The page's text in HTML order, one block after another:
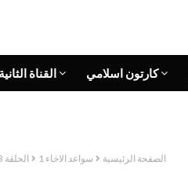
القناة الثانية كارتون اسلامي
الصفحة الرئيسية سواعد الاخاء 1 الحلقة 3